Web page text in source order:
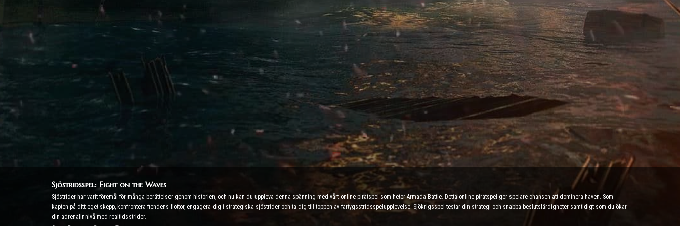
Sjöstridsspel: Fight on the Waves
Sjöstrider har varit föremål för många berättelser genom historien, och nu kan du uppleva denna spänning med vårt online piratspel som heter Armada Battle. Detta online piratspel ger spelare chansen att dominera haven. Som
kapten på ditt eget skepp, konfrontera fiendens flottor, engagera dig i strategiska sjöstrider och ta dig till toppen av fartygsstridsspelupplevelse. Sjökrigsspel testar din strategi och snabba beslutsfärdigheter samtidigt som du ökar
din adrenalinnivå med realtidsstrider.